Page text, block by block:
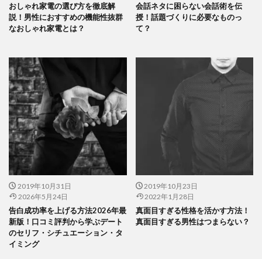
おしゃれ家電の選び方を徹底解
説！男性におすすめの機能性抜群
なおしゃれ家電とは？
会話ネタに困らない会話術を伝
授！話題づくりに必要なものっ
て？
2019年10月31日
2026年5月24日
告白成功率を上げる方法2026年最
新版！口コミ評判から学ぶデート
のセリフ・シチュエーション・タ
イミング
2019年10月23日
2022年1月28日
真面目すぎる性格を活かす方法！
真面目すぎる男性はつまらない？